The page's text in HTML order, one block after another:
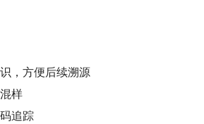
，方便后续溯源
样
追踪